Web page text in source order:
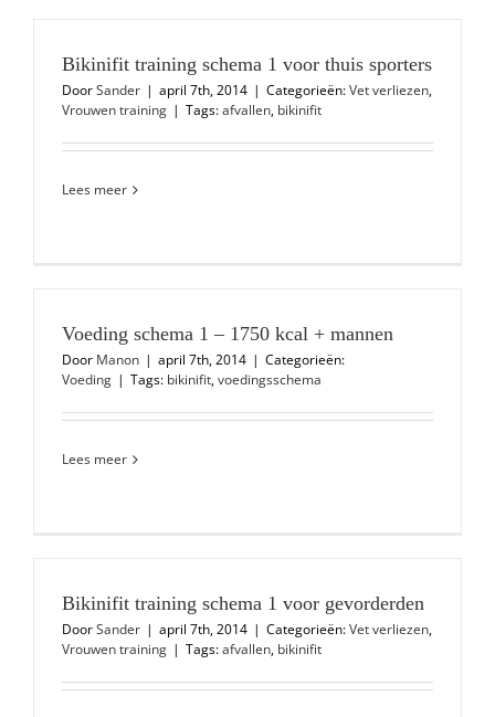
Bikinifit training schema 1 voor thuis sporters
DoorSander | april 7th, 2014 | Categorieën:Vet verliezen,
Vrouwen training | Tags:afvallen, bikinifit
Lees meer
Voeding schema 1 – 1750 kcal + mannen
Door Manon | april 7th, 2014 | Categorieën:
Voeding | Tags: bikinifit,voedingsschema
Lees meer
Bikinifit training schema 1 voor gevorderden
DoorSander | april 7th, 2014 | Categorieën:Vet verliezen,
Vrouwen training | Tags:afvallen, bikinifit